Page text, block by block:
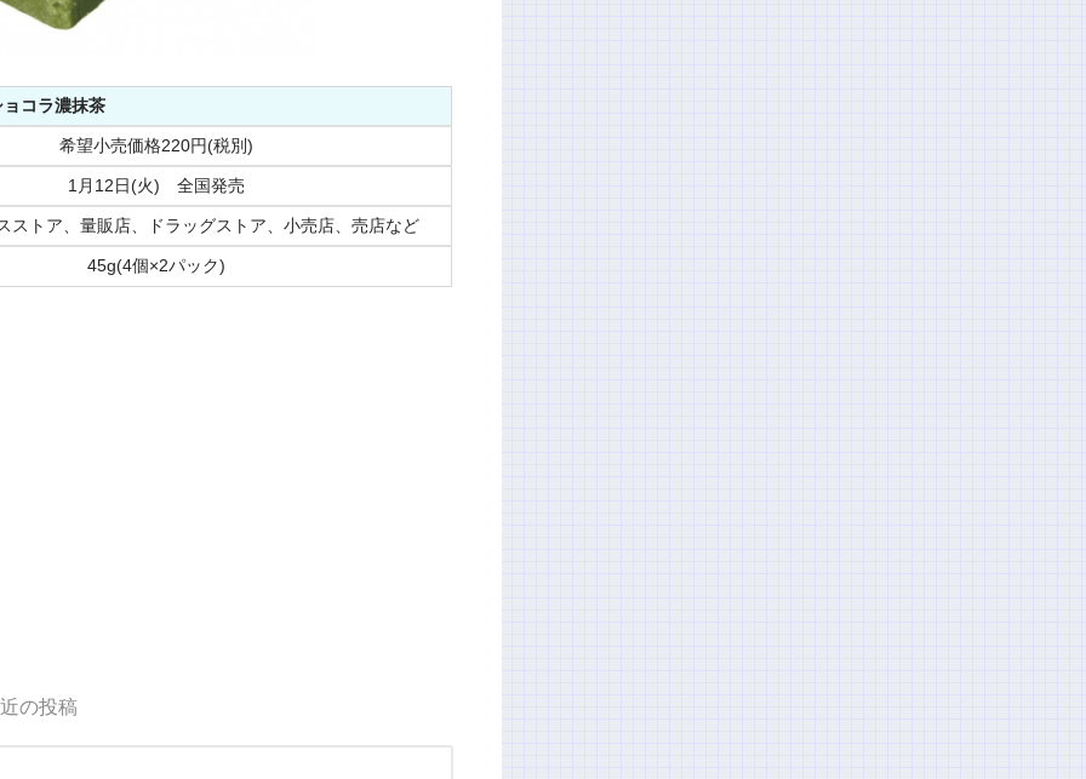
コラ濃抹茶
希望小売価格220円(税別)
1月12日(火) 全国発売
ストア、量販店、ドラッグストア、小売店、売店など
45g(4個×2パック)
の投稿